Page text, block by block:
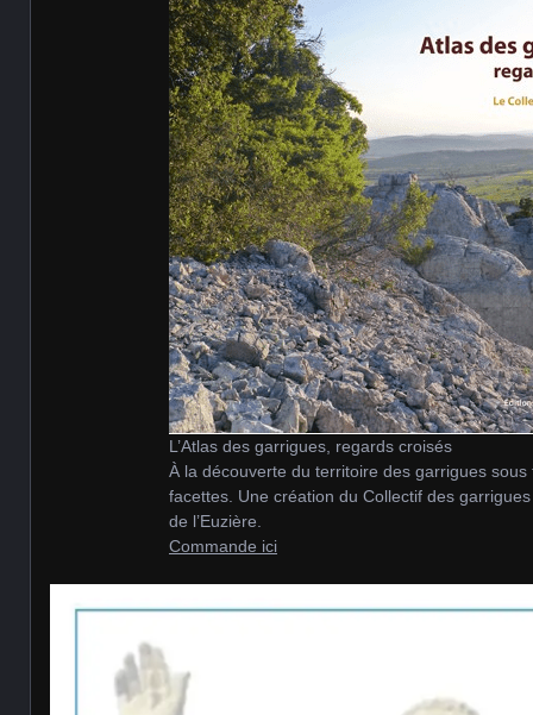
L’Atlas des garrigues, regards croisés
À la découverte du territoire des garrigues sous
facettes. Une création du Collectif des
de l’Euzière.
Commande ici